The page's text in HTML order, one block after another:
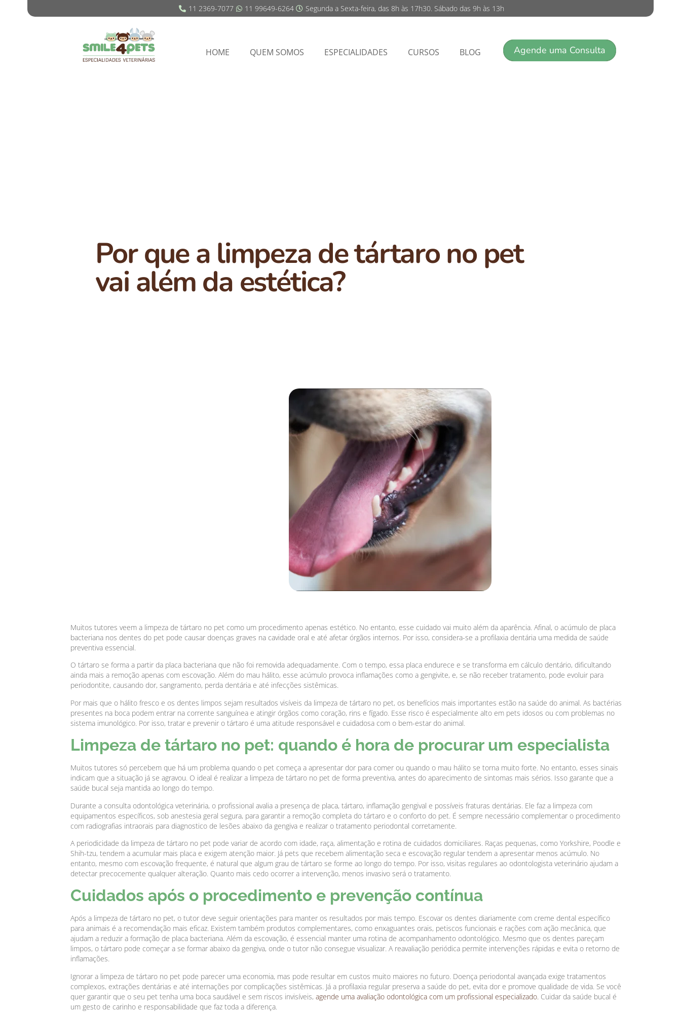
11 2369-7077 11 99649-6264 Segunda a Sexta-feira, das 8h às 17h30. Sábado das 9h às 13h
HOME QUEM SOMOS ESPECIALIDADES CURSOS BLOG Agende uma Consulta
Por que a limpeza de tártaro no pet
vai além da estética?
Muitos tutores veem a limpeza de tártaro no pet como um procedimento apenas estético. No entanto, esse cuidado vai muito além da aparência. Afinal, o acúmulo de placa
bacteriana nos dentes do pet pode causar doenças graves na cavidade oral e até afetar órgãos internos. Por isso, considera-se a profilaxia dentária uma medida de saúde
preventiva essencial.
O tártaro se forma a partir da placa bacteriana que não foi removida adequadamente. Com o tempo, essa placa endurece e se transforma em cálculo dentário, dificultando
ainda mais a remoção apenas com escovação. Além do mau hálito, esse acúmulo provoca inflamações como a gengivite, e, se não receber tratamento, pode evoluir para
periodontite, causando dor, sangramento, perda dentária e até infecções sistêmicas.
Por mais que o hálito fresco e os dentes limpos sejam resultados visíveis da limpeza de tártaro no pet, os benefícios mais importantes estão na saúde do animal. As bactérias
presentes na boca podem entrar na corrente sanguínea e atingir órgãos como coração, rins e fígado. Esse risco é especialmente alto em pets idosos ou com problemas no
sistema imunológico. Por isso, tratar e prevenir o tártaro é uma atitude responsável e cuidadosa com o bem-estar do animal.
Limpeza de tártaro no pet: quando é hora de procurar um especialista
Muitos tutores só percebem que há um problema quando o pet começa a apresentar dor para comer ou quando o mau hálito se torna muito forte. No entanto, esses sinais
indicam que a situação já se agravou. O ideal é realizar a limpeza de tártaro no pet de forma preventiva, antes do aparecimento de sintomas mais sérios. Isso garante que a
saúde bucal seja mantida ao longo do tempo.
Durante a consulta odontológica veterinária, o profissional avalia a presença de placa, tártaro, inflamação gengival e possíveis fraturas dentárias. Ele faz a limpeza com
equipamentos específicos, sob anestesia geral segura, para garantir a remoção completa do tártaro e o conforto do pet. É sempre necessário complementar o procedimento
com radiografias intraorais para diagnostico de lesões abaixo da gengiva e realizar o tratamento periodontal corretamente.
A periodicidade da limpeza de tártaro no pet pode variar de acordo com idade, raça, alimentação e rotina de cuidados domiciliares. Raças pequenas, como Yorkshire, Poodle e
Shih-tzu, tendem a acumular mais placa e exigem atenção maior. Já pets que recebem alimentação seca e escovação regular tendem a apresentar menos acúmulo. No
entanto, mesmo com escovação frequente, é natural que algum grau de tártaro se forme ao longo do tempo. Por isso, visitas regulares ao odontologista veterinário ajudam a
detectar precocemente qualquer alteração. Quanto mais cedo ocorrer a intervenção, menos invasivo será o tratamento.
Cuidados após o procedimento e prevenção contínua
Após a limpeza de tártaro no pet, o tutor deve seguir orientações para manter os resultados por mais tempo. Escovar os dentes diariamente com creme dental específico
para animais é a recomendação mais eficaz. Existem também produtos complementares, como enxaguantes orais, petiscos funcionais e rações com ação mecânica, que
ajudam a reduzir a formação de placa bacteriana. Além da escovação, é essencial manter uma rotina de acompanhamento odontológico. Mesmo que os dentes pareçam
limpos, o tártaro pode começar a se formar abaixo da gengiva, onde o tutor não consegue visualizar. A reavaliação periódica permite intervenções rápidas e evita o retorno de
inflamações.
Ignorar a limpeza de tártaro no pet pode parecer uma economia, mas pode resultar em custos muito maiores no futuro. Doença periodontal avançada exige tratamentos
complexos, extrações dentárias e até internações por complicações sistêmicas. Já a profilaxia regular preserva a saúde do pet, evita dor e promove qualidade de vida. Se você
quer garantir que o seu pet tenha uma boca saudável e sem riscos invisíveis, agende uma avaliação odontológica com um profissional especializado. Cuidar da saúde bucal é
um gesto de carinho e responsabilidade que faz toda a diferença.